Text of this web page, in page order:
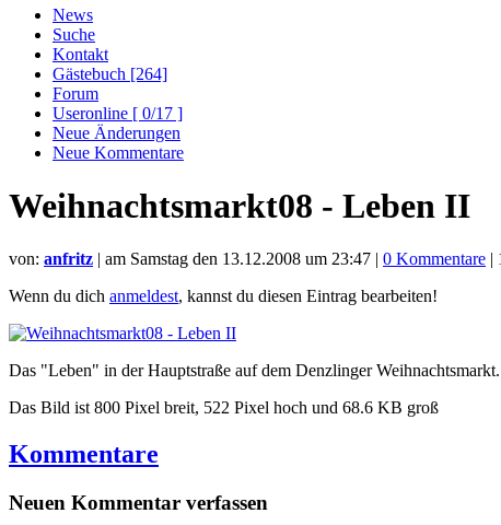
News
Suche
Kontakt
Gästebuch [264]
Forum
Useronline [ 0/17 ]
Neue Änderungen
Neue Kommentare
Weihnachtsmarkt08 - Leben II
von: anfritz | am Samstag den 13.12.2008 um 23:47 | 0 Kommentare |
Wenn du dich anmeldest, kannst du diesen Eintrag bearbeiten!
Das "Leben" in der Hauptstraße auf dem Denzlinger
Das Bild ist 800 Pixel breit, 522 Pixel hoch und 68.6 KB groß
Kommentare
Neuen Kommentar verfassen